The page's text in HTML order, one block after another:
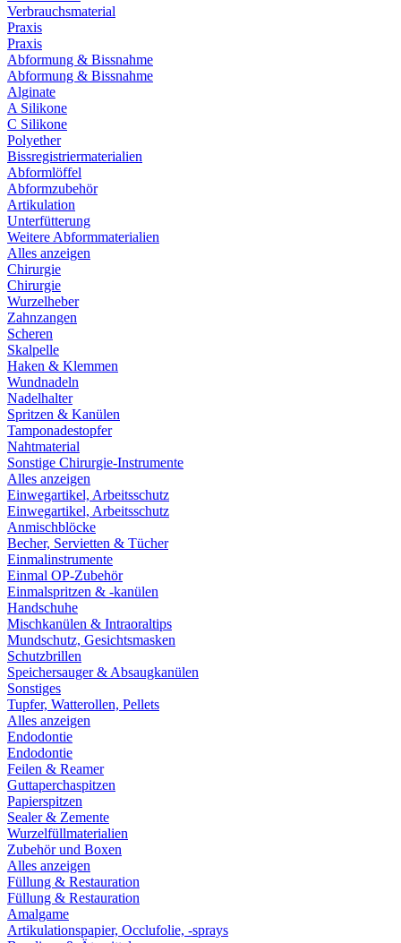
Verbrauchsmaterial
Praxis
Praxis
Abformung & Bissnahme
Abformung & Bissnahme
Alginate
A Silikone
C Silikone
Polyether
Bissregistriermaterialien
Abformlöffel
Abformzubehör
Artikulation
Unterfütterung
Weitere Abformmaterialien
Alles anzeigen
Chirurgie
Chirurgie
Wurzelheber
Zahnzangen
Scheren
Skalpelle
Haken & Klemmen
Wundnadeln
Nadelhalter
Spritzen & Kanülen
Tamponadestopfer
Nahtmaterial
Sonstige Chirurgie-Instrumente
Alles anzeigen
Einwegartikel, Arbeitsschutz
Einwegartikel, Arbeitsschutz
Anmischblöcke
Becher, Servietten & Tücher
Einmalinstrumente
Einmal OP-Zubehör
Einmalspritzen & -kanülen
Handschuhe
Mischkanülen & Intraoraltips
Mundschutz, Gesichtsmasken
Schutzbrillen
Speichersauger & Absaugkanülen
Sonstiges
Tupfer, Watterollen, Pellets
Alles anzeigen
Endodontie
Endodontie
Feilen & Reamer
Guttaperchaspitzen
Papierspitzen
Sealer & Zemente
Wurzelfüllmaterialien
Zubehör und Boxen
Alles anzeigen
Füllung & Restauration
Füllung & Restauration
Amalgame
Artikulationspapier, Occlufolie, -sprays